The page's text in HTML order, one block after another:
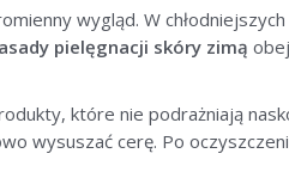
wygląd. W chłodniejszych
pielęgnacji skóry zimą
które nie podrażniają
wysuszać cerę. Po